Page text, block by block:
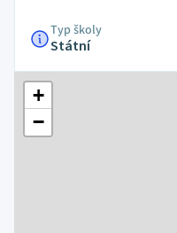
Typ školy
Státní
+
−